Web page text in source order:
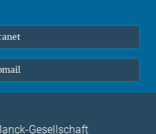
Gesellschaft